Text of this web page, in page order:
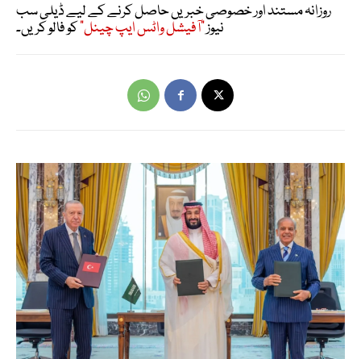
روزانہ مستند اور خصوصی خبریں حاصل کرنے کے لیے ڈیلی سب
نیوز"آفیشل واٹس ایپ چینل"کو فالو کریں۔